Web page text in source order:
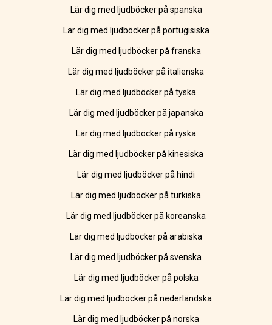
Lär dig med ljudböcker på spanska
Lär dig med ljudböcker på portugisiska
Lär dig med ljudböcker på franska
Lär dig med ljudböcker på italienska
Lär dig med ljudböcker på tyska
Lär dig med ljudböcker på japanska
Lär dig med ljudböcker på ryska
Lär dig med ljudböcker på kinesiska
Lär dig med ljudböcker på hindi
Lär dig med ljudböcker på turkiska
Lär dig med ljudböcker på koreanska
Lär dig med ljudböcker på arabiska
Lär dig med ljudböcker på svenska
Lär dig med ljudböcker på polska
Lär dig med ljudböcker på nederländska
Lär dig med ljudböcker på norska